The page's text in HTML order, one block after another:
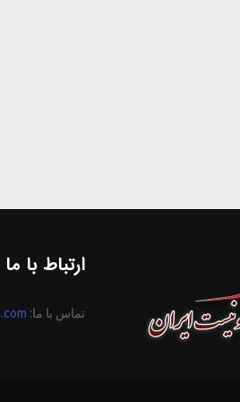
ارتباط با ما
تماس با ما: